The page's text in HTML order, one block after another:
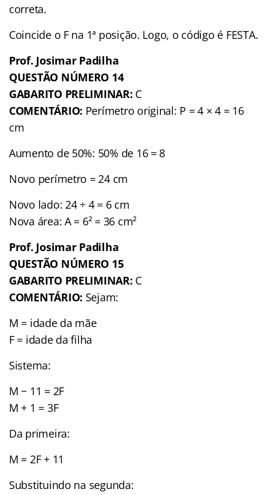
correta.
Coincide o F na 1ª posição. Logo, o código é FESTA.
Prof. Josimar Padilha
QUESTÃO NÚMERO 14
GABARITO PRELIMINAR: C
COMENTÁRIO: Perímetro original: P = 4 × 4 = 16
cm
Aumento de 50%: 50% de 16 = 8
Novo perímetro = 24 cm
Novo lado: 24 ÷ 4 = 6 cm
Nova área: A = 6² = 36 cm²
Prof. Josimar Padilha
QUESTÃO NÚMERO 15
GABARITO PRELIMINAR: C
COMENTÁRIO: Sejam:
M = idade da mãe
F = idade da filha
Sistema:
M − 11 = 2F
M + 1 = 3F
Da primeira:
M = 2F + 11
Substituindo na segunda: